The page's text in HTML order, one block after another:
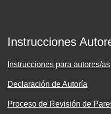
Instrucciones
Instrucciones para autores/as
Declaración de Autoría
Proceso de Revisión de